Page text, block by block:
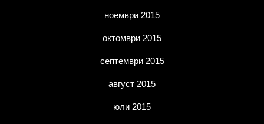
ноември 2015
октомври 2015
септември 2015
август 2015
юли 2015